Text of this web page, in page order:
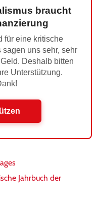
braucht
für eine kritische
uns sehr, sehr
Deshalb bitten
Unterstützung.
Jahrbuch der